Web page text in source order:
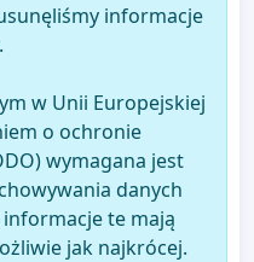
informacje
w Unii Europejskiej
o ochronie
wymagana jest
danych
te mają
jak najkrócej.